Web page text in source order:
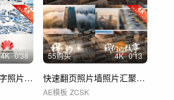
4K 0'38
4K简洁图片汇聚文字照片汇聚logo
55购买 4K 0'13
快速翻页照片墙照片汇聚创意片头片尾 01
AE模板 ZCSK